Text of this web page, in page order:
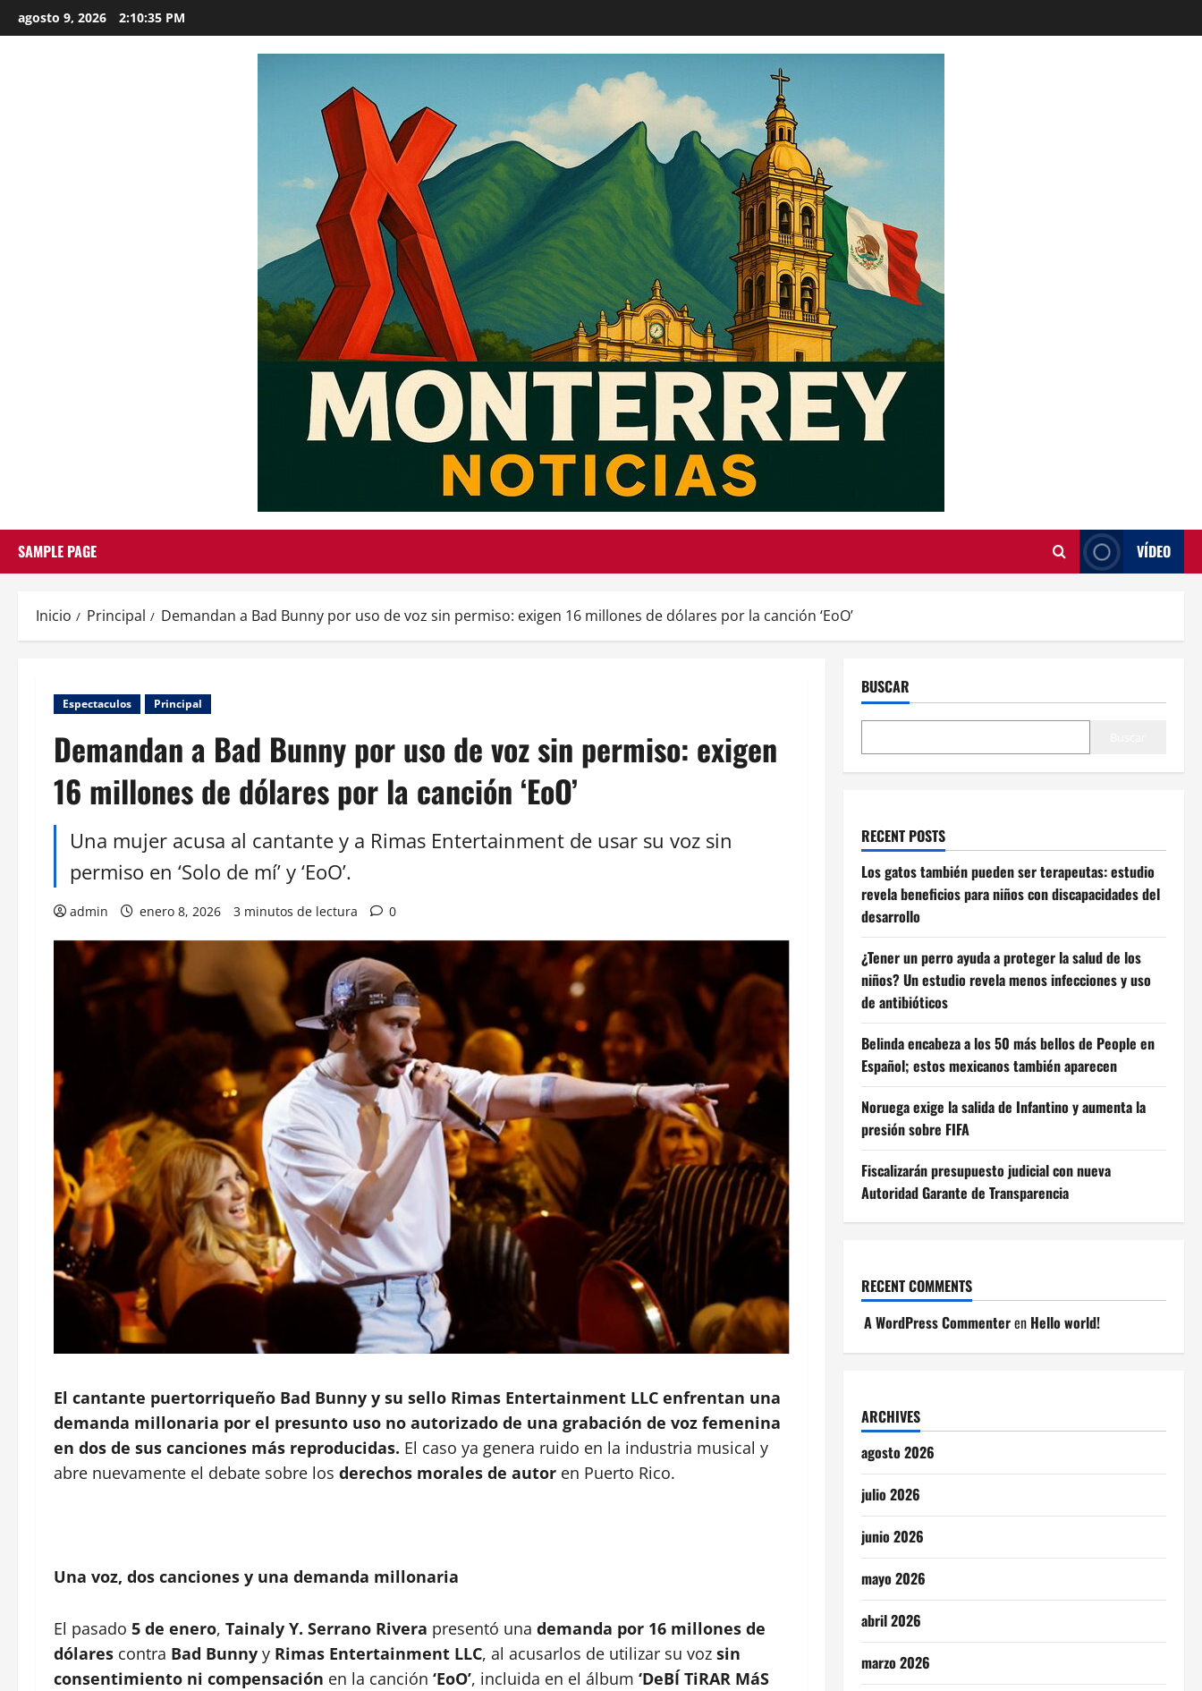
al
agosto 9, 2026 2:10:36 PM
SAMPLE PAGE VÍDEO
Inicio Principal Demandan a Bad Bunny por uso de voz sin permiso: exigen 16 millones de dólares por la canción ‘EoO’
Espectaculos Principal
Demandan a Bad Bunny por uso de voz sin permiso: exigen
16 millones de dólares por la canción ‘EoO’
Una mujer acusa al cantante y a Rimas Entertainment de usar su voz sin
permiso en ‘Solo de mí’ y ‘EoO’.
admin enero 8, 2026 3 minutos de lectura 0
El cantante puertorriqueño Bad Bunny y su sello Rimas Entertainment LLC enfrentan una
demanda millonaria por el presunto uso no autorizado de una grabación de voz femenina
en dos de sus canciones más reproducidas. El caso ya genera ruido en la industria musical y
abre nuevamente el debate sobre los derechos morales de autor en Puerto Rico.
Una voz, dos canciones y una demanda millonaria
El pasado 5 de enero, Tainaly Y. Serrano Rivera presentó una demanda por 16 millones de
dólares contra Bad Bunny y Rimas Entertainment LLC, al acusarlos de utilizar su voz sin
consentimiento ni compensación en la canción ‘EoO’, incluida en el álbum ‘DeBÍ TiRAR MáS
BUSCAR
RECENT POSTS
Los gatos también pueden ser terapeutas: estudio
revela beneficios para niños con discapacidades del
desarrollo
¿Tener un perro ayuda a proteger la salud de los
niños? Un estudio revela menos infecciones y uso
de antibióticos
Belinda encabeza a los 50 más bellos de People en
Español; estos mexicanos también aparecen
Noruega exige la salida de Infantino y aumenta la
presión sobre FIFA
Fiscalizarán presupuesto judicial con nueva
Autoridad Garante de Transparencia
RECENT COMMENTS
A WordPress Commenteren Hello world!
ARCHIVES
agosto 2026
julio 2026
junio 2026
mayo 2026
abril 2026
marzo 2026